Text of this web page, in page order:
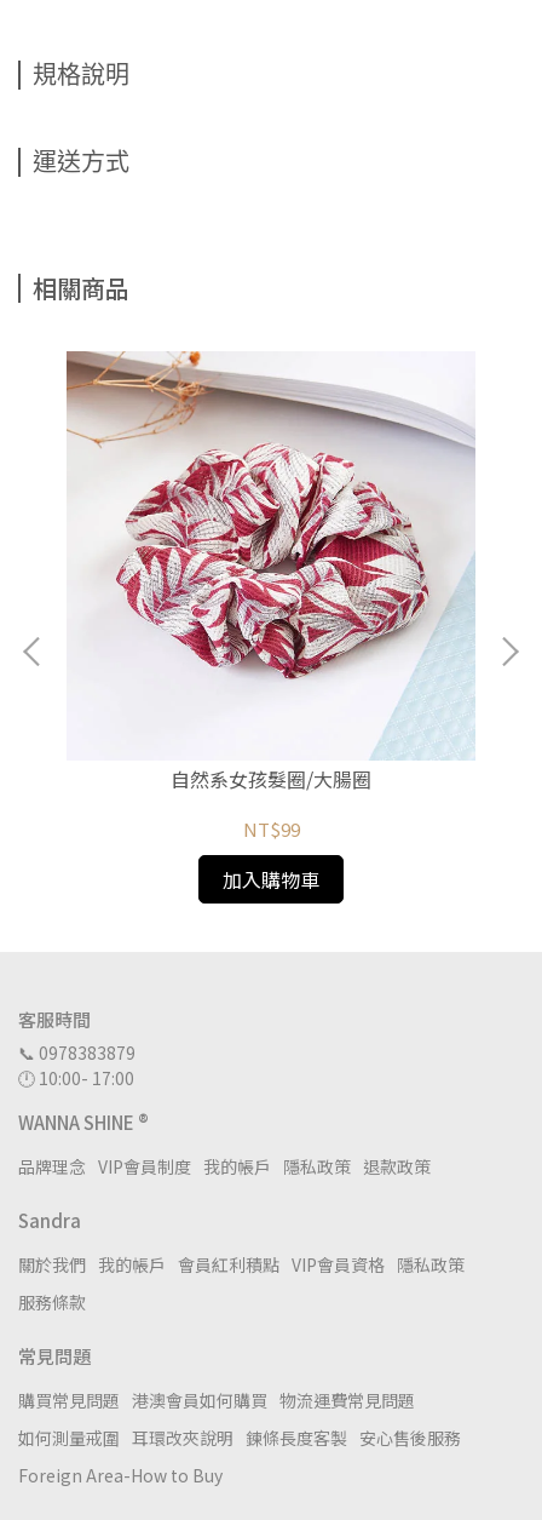
規格說明
運送方式
相關商品
自然系女孩髮圈/大腸圈
NT$99
加入購物車
客服時間
📞 0978383879
🕛 10:00- 17:00
WANNA SHINE ®
品牌理念 VIP會員制度 我的帳戶 隱私政策 退款政策
Sandra
關於我們 我的帳戶 會員紅利積點 VIP會員資格 隱私政策
服務條款
常見問題
購買常見問題 港澳會員如何購買 物流運費常見問題
如何測量戒圍 耳環改夾說明 鍊條長度客製 安心售後服務
Foreign Area-How to Buy